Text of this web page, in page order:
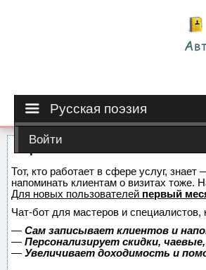
Русская поэзия
Войти
Тот, кто работает в сфере услуг,
напоминать клиентам о визитах
Для новых пользователей первый
Чат-бот для мастеров и
— Сам записывает клиентов и
— Персонализирует скидки,
— Увеличивает доходимость и